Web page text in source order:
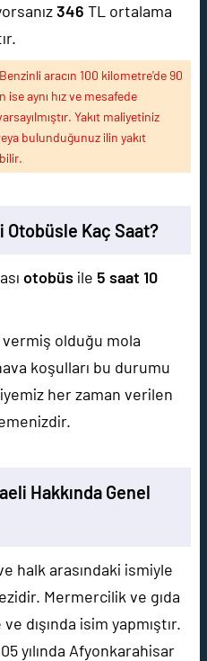
346 TL ortalama
aracın 100 kilometre'de 90
ise aynı hız ve mesafede
Yakıt maliyetiniz
bulunduğunuz ilin yakıt
Kaç Saat?
otobüs ile 5 saat 10
olduğu mola
koşulları bu durumu
her zaman verilen
Hakkında Genel
halk arasındaki ismiyle
Mermercilik ve gıda
dışında isim yapmıştır.
yılında Afyonkarahisar